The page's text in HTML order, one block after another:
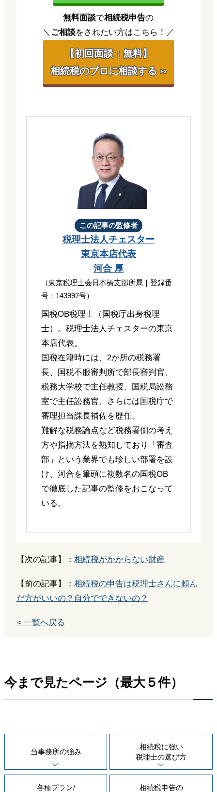
無料面談で相続税申告の
＼ ご相談をされたい方はこちら！／
【初回面談：無料】
相続税のプロに相談する ››
この記事の監修者
税理士法人チェスター
東京本店代表
河合 厚
（東京税理士会日本橋支部所属｜登録番
号：143997号）
国税OB税理士（国税庁出身税理
士）。税理士法人チェスターの東京
本店代表。
国税在籍時には、2か所の税務署
長、国税不服審判所で部長審判官、
税務大学校で主任教授、国税局訟務
室で主任訟務官、さらには国税庁で
審理担当課長補佐を歴任。
難解な税務論点など税務署側の考え
方や指摘方法を熟知しており「審査
部」という業界でも珍しい部署を設
け、河合を筆頭に複数名の国税OB
で徹底した記事の監修をおこなって
いる。
【次の記事】： 相続税がかからない財産
【前の記事】： 相続税の申告は税理士さんに頼ん
だ方がいいの？自分でできないの？
< 一覧へ戻る
今まで見たページ（最大５件）
当事務所の強み
相続税に強い
税理士の選び方
各種プラン/
相続税申告の